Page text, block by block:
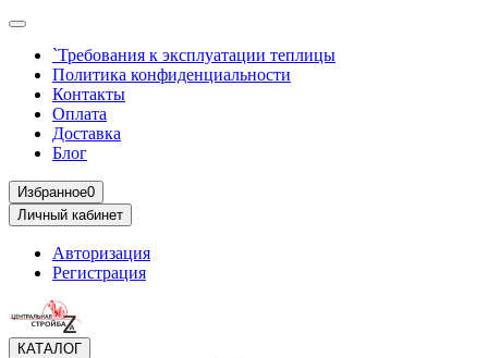
`Требования к эксплуатации теплицы
Политика конфиденциальности
Контакты
Оплата
Доставка
Блог
Избранное0
Личный кабинет
Авторизация
Регистрация
КАТАЛОГ